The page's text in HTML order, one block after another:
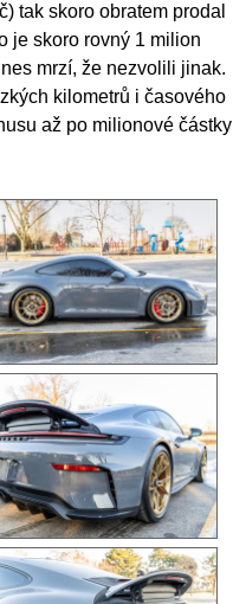
tak skoro obratem prodal
je skoro rovný 1 milion
mrzí, že nezvolili jinak.
kilometrů i časového
až po milionové částky